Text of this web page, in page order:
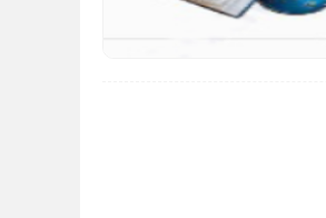
5、计算机辅助翻译软件（